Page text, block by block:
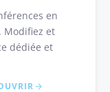
en
Modifiez et
dédiée et